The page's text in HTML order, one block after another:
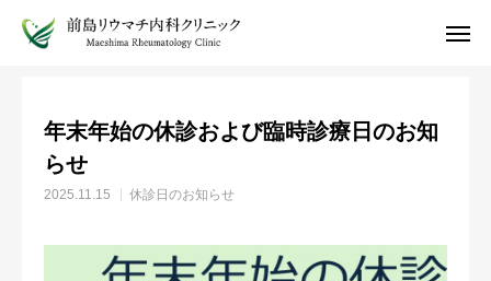
お知らせ 休診日のお知らせ
年末年始の休診および臨時診療日のお知
らせ
2025.11.15 休診日のお知らせ
 インターネット予約 電話予約
受診案内
アクセス